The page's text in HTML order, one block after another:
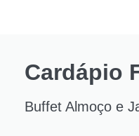
Cardápio
Buffet Almoço e